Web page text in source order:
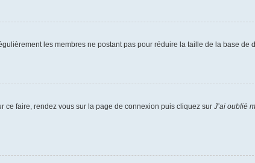
les membres ne postant pas pour réduire la taille de la base de
ce faire, rendez vous sur la page de connexion puis cliquez sur J’ai oublié